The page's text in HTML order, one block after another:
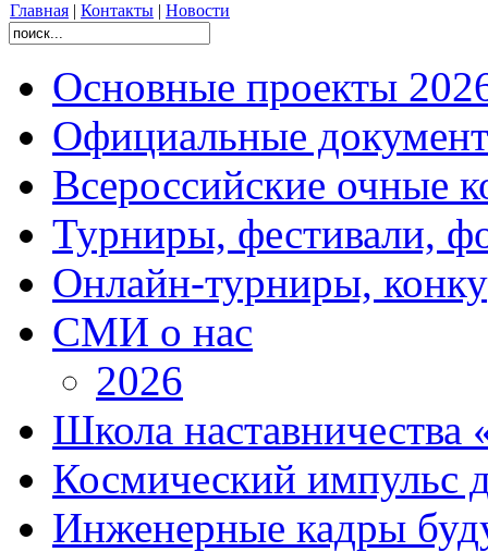
Главная | Контакты | Новости
Основные проекты
Официальные
Всероссийские очные
Турниры, фестивали,
Онлайн-турниры,
СМИ о нас
2026
Школа
Космический импульс
Инженерные кадры